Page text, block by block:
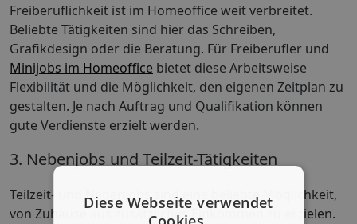
Freiberuflichkeit ist im Homeoffice weit verbreitet.
Beliebte Tätigkeiten sind hier das Schreiben,
Grafikdesign oder die Beratung. Für Freiberufler und
Minijobs im Homeoffice bietet diese Arbeitsweise
Flexibilität und die Möglichkeit, den eigenen Zeitplan zu
gestalten. Je nach Auftrag und Qualifikation können
gute Verdienste erzielt werden.
3. Nebenjobs und Teilzeit-Tätigkeiten
Teilzeit- und Nebenjobs sind eine beliebte Möglichkeit,
von Zuhause aus zusätzliches Einkommen zu erzielen.
Diese Webseite verwendet